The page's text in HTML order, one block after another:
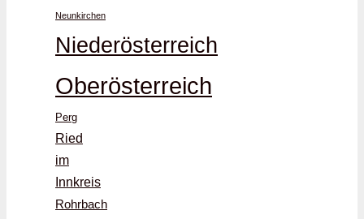
Neunkirchen
Niederösterreich
Oberösterreich
Perg
Ried
im
Innkreis
Rohrbach